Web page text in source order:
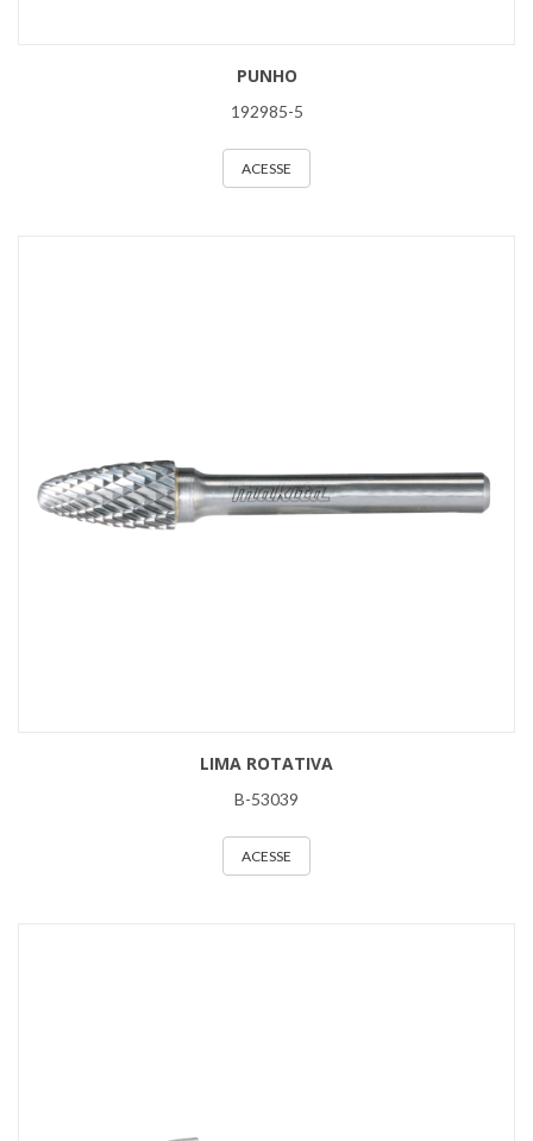
PUNHO
192985-5
ACESSE
LIMA ROTATIVA
B-53039
ACESSE